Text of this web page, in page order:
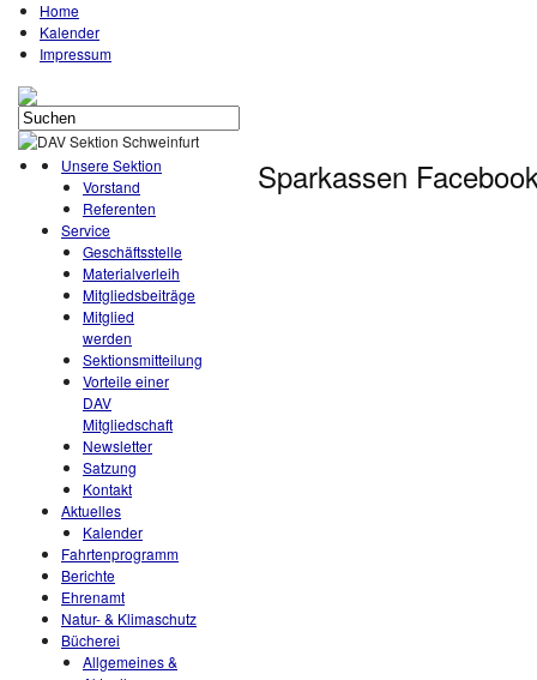
Home
Kalender
Impressum
Unsere Sektion
Vorstand
Referenten
Service
Geschäftsstelle
Materialverleih
Mitgliedsbeiträge
Mitglied
werden
Sektionsmitteilung
Vorteile einer
DAV
Mitgliedschaft
Newsletter
Satzung
Kontakt
Aktuelles
Kalender
Fahrtenprogramm
Berichte
Ehrenamt
Natur- & Klimaschutz
Bücherei
Allgemeines &
Sparkassen